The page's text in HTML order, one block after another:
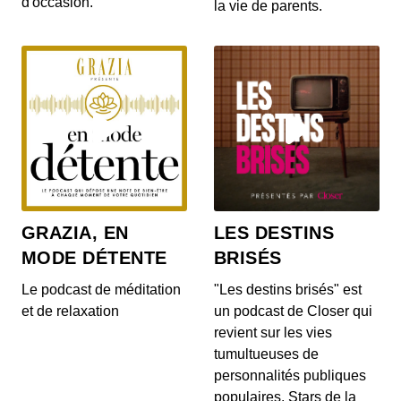
Le Range Rover et le Range Rover Sport s’offrent
quelques nouveautés ! On en parle dans...
S12E140: L'actu auto du 17 juillet 2020
00:04:05 - IL Y A 6 ANS
Au menu de ce vendredi 17 juillet : la découverte
du Cupra Formentor, la présentation de...
S12E139: L'actu auto du 16 juillet 2020
00:03:46 - IL Y A 6 ANS
Au menu du JT du jour : la Mercedes-AMG GT
Black Series, la Porsche 911 Turbo et le Ford...
S12E138: L'actu auto du 15 juillet 2020
00:03:40 - IL Y A 6 ANS
la vie de parents.
GRAZIA, EN
MODE DÉTENTE
Le podcast de méditation
et de relaxation
LES DESTINS
BRISÉS
"Les destins brisés" est
un podcast de Closer qui
revient sur les vies
tumultueuses de
personnalités publiques
populaires. Stars de la